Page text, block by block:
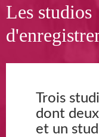
Les studios
Trois
dont
et un